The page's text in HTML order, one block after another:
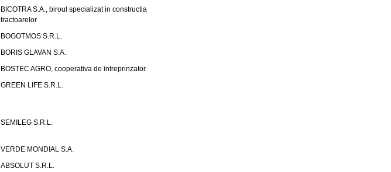
BICOTRA S.A., biroul specializat in constructia
tractoarelor
BOGOTMOS S.R.L.
BORIS GLAVAN S.A.
BOSTEC AGRO, cooperativa de intreprinzator
GREEN LIFE S.R.L.
SEMILEG S.R.L.
VERDE MONDIAL S.A.
ABSOLUT S.R.L.